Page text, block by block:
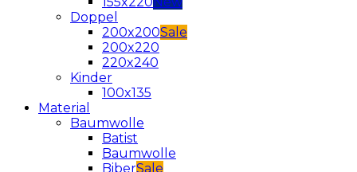
Doppel
200x200
200x220
220x240
Kinder
100x135
Material
Baumwolle
Batist
Baumwolle
Biber